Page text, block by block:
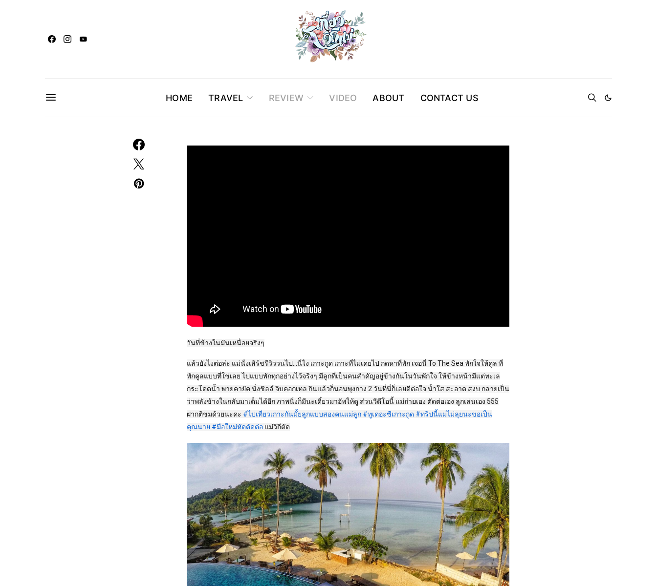
HOME TRAVEL REVIEW VIDEO ABOUT CONTACT US
วันที่ข้างในมันเหนื่อยจริงๆ
แล้วยังไงต่อล่ะ แม่นั่งเสิร์ชรีวิววนไป…นี่ไง เกาะกูด เกาะที่ไม่เคยไป กดหาที่พัก เจอนี่ To The Sea พักใจให้คูล ที่
พักคูลแบบที่ใช่เลย ไปแบบพักทุกอย่างไว้จริงๆ มีลูกที่เป็นคนสำคัญอยู่ข้างกันในวันพักใจ ให้ข้างหน้ามีแต่ทะเล
กระโดดน้ำ พายคายัค นั่งชิลล์ จิบคอกเทล กินแล้วก็นอนพุงกาง 2 วันที่นี่ก็เลยดีต่อใจ น้ำใส สะอาด สงบ กลายเป็น
ว่าพลังข้างในกลับมาเต็มได้อีก ภาพนิ่งก็มีนะเดี๋ยวมาอัพให้ดู ส่วนวีดีโอนี้ แม่ถ่ายเอง ตัดต่อเอง ลูกเล่นเอง 555
ฝากติชมด้วยนะคะ #ไปเที่ยวเกาะกันมั้ยลูกแบบสองคนแม่ลูก #ทูเดอะซีเกาะกูด #ทริปนี้แม่ไม่ลุยนะขอเป็น
คุณนาย #มือใหม่หัดตัดต่อ แม่วิถีตัด